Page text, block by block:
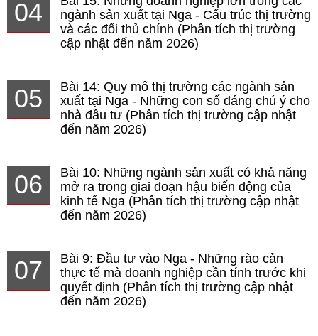
04
ngành sản xuất tại Nga - Cấu trúc thị trường
và các đối thủ chính (Phân tích thị trường
cập nhật đến năm 2026)
05
Bài 14: Quy mô thị trường các ngành sản
xuất tại Nga - Những con số đáng chú ý cho
nhà đầu tư (Phân tích thị trường cập nhật
đến năm 2026)
06
Bài 10: Những ngành sản xuất có khả năng
mở ra trong giai đoạn hậu biến động của
kinh tế Nga (Phân tích thị trường cập nhật
đến năm 2026)
07
Bài 9: Đầu tư vào Nga - Những rào cản
thực tế mà doanh nghiệp cần tính trước khi
quyết định (Phân tích thị trường cập nhật
đến năm 2026)